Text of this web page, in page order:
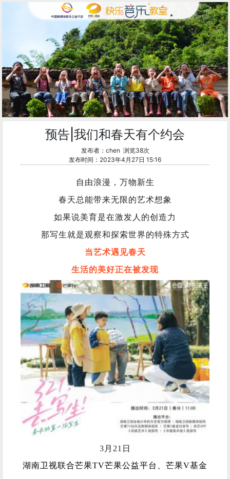
预告|我们和春天有个约会
发布者：chen 浏览38次
发布时间：2023年4月27日 15:16
自由浪漫，万物新生
春天总能带来无限的艺术想象
如果说美育是在激发人的创造力
那写生就是观察和探索世界的特殊方式
当艺术遇见春天
生活的美好正在被发现
3月21日
湖南卫视联合芒果TV芒果公益平台、芒果V基金